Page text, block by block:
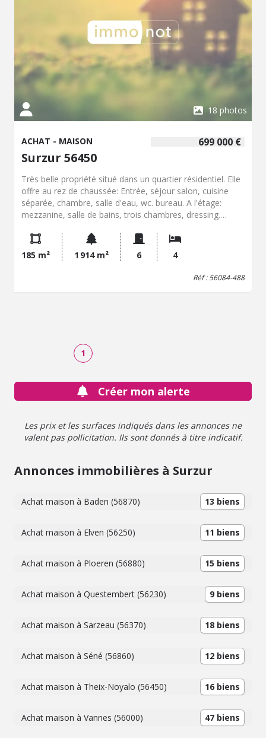
18 photos
699 000 €
ACHAT - MAISON
Surzur 56450
Très belle propriété situé dans un quartier résidentiel. Elle
offre au rez de chaussée: Entrée, séjour salon, cuisine
séparée, chambre, salle d'eau, wc. bureau. A l'étage:
mezzanine, salle de bains, trois chambres, dressing.
séparé. jardin clos et planté.
185 m²
1 914 m² 6 4
Réf : 56084-488
1
Créer mon alerte
Les prix et les surfaces indiqués dans les annonces ne
valent pas pollicitation. Ils sont donnés à titre indicatif.
Annonces immobilières à Surzur
Achat maison à Baden (56870) 13 biens
Achat maison à Elven (56250) 11 biens
Achat maison à Ploeren (56880) 15 biens
Achat maison à Questembert (56230) 9 biens
Achat maison à Sarzeau (56370) 18 biens
Achat maison à Séné (56860) 12 biens
Achat maison à Theix-Noyalo (56450) 16 biens
Achat maison à Vannes (56000) 47 biens